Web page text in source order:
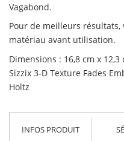
Vagabond.
Pour de meilleurs
matériau avant utilisation.
Dimensions : 16,8 cm x 12,3
Sizzix 3-D Texture Fades
Holtz
INFOS PRODUIT